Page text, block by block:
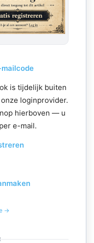
is tijdelijk buiten
loginprovider.
hierboven — u
e-mail.
→